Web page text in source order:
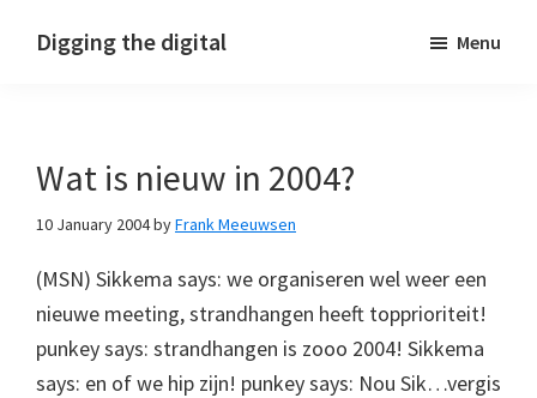
Digging the digital Menu
Wat is nieuw in 2004?
10 January 2004byFrank Meeuwsen
(MSN) Sikkema says: we organiseren wel weer een
nieuwe meeting, strandhangen heeft topprioriteit!
punkey says: strandhangen is zooo 2004! Sikkema
says: en of we hip zijn! punkey says: Nou Sik…vergis